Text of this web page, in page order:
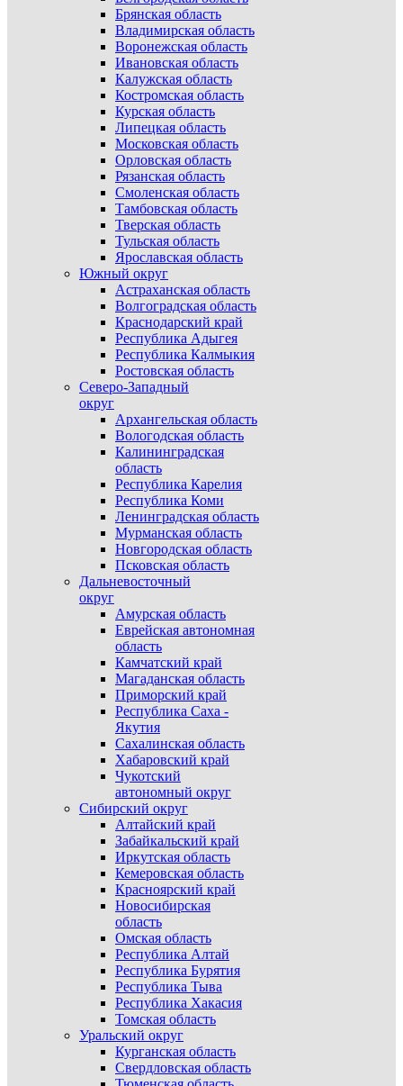
Брянская область
Владимирская область
Воронежская область
Ивановская область
Калужская область
Костромская область
Курская область
Липецкая область
Московская область
Орловская область
Рязанская область
Смоленская область
Тамбовская область
Тверская область
Тульская область
Ярославская область
Южный округ
Астраханская область
Волгоградская область
Краснодарский край
Республика Адыгея
Республика Калмыкия
Ростовская область
Северо-Западный
округ
Архангельская область
Вологодская область
Калининградская
область
Республика Карелия
Республика Коми
Ленинградская область
Мурманская область
Новгородская область
Псковская область
Дальневосточный
округ
Амурская область
Еврейская автономная
область
Камчатский край
Магаданская область
Приморский край
Республика Саха -
Якутия
Сахалинская область
Хабаровский край
Чукотский
автономный округ
Сибирский округ
Алтайский край
Забайкальский край
Иркутская область
Кемеровская область
Красноярский край
Новосибирская
область
Омская область
Республика Алтай
Республика Бурятия
Республика Тыва
Республика Хакасия
Томская область
Уральский округ
Курганская область
Свердловская область